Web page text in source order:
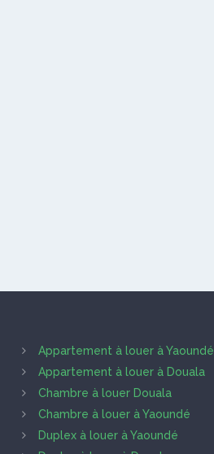
Appartement à louer à Yaoundé
Appartement à louer à Douala
Chambre à louer Douala
Chambre à louer à Yaoundé
Duplex à louer à Yaoundé